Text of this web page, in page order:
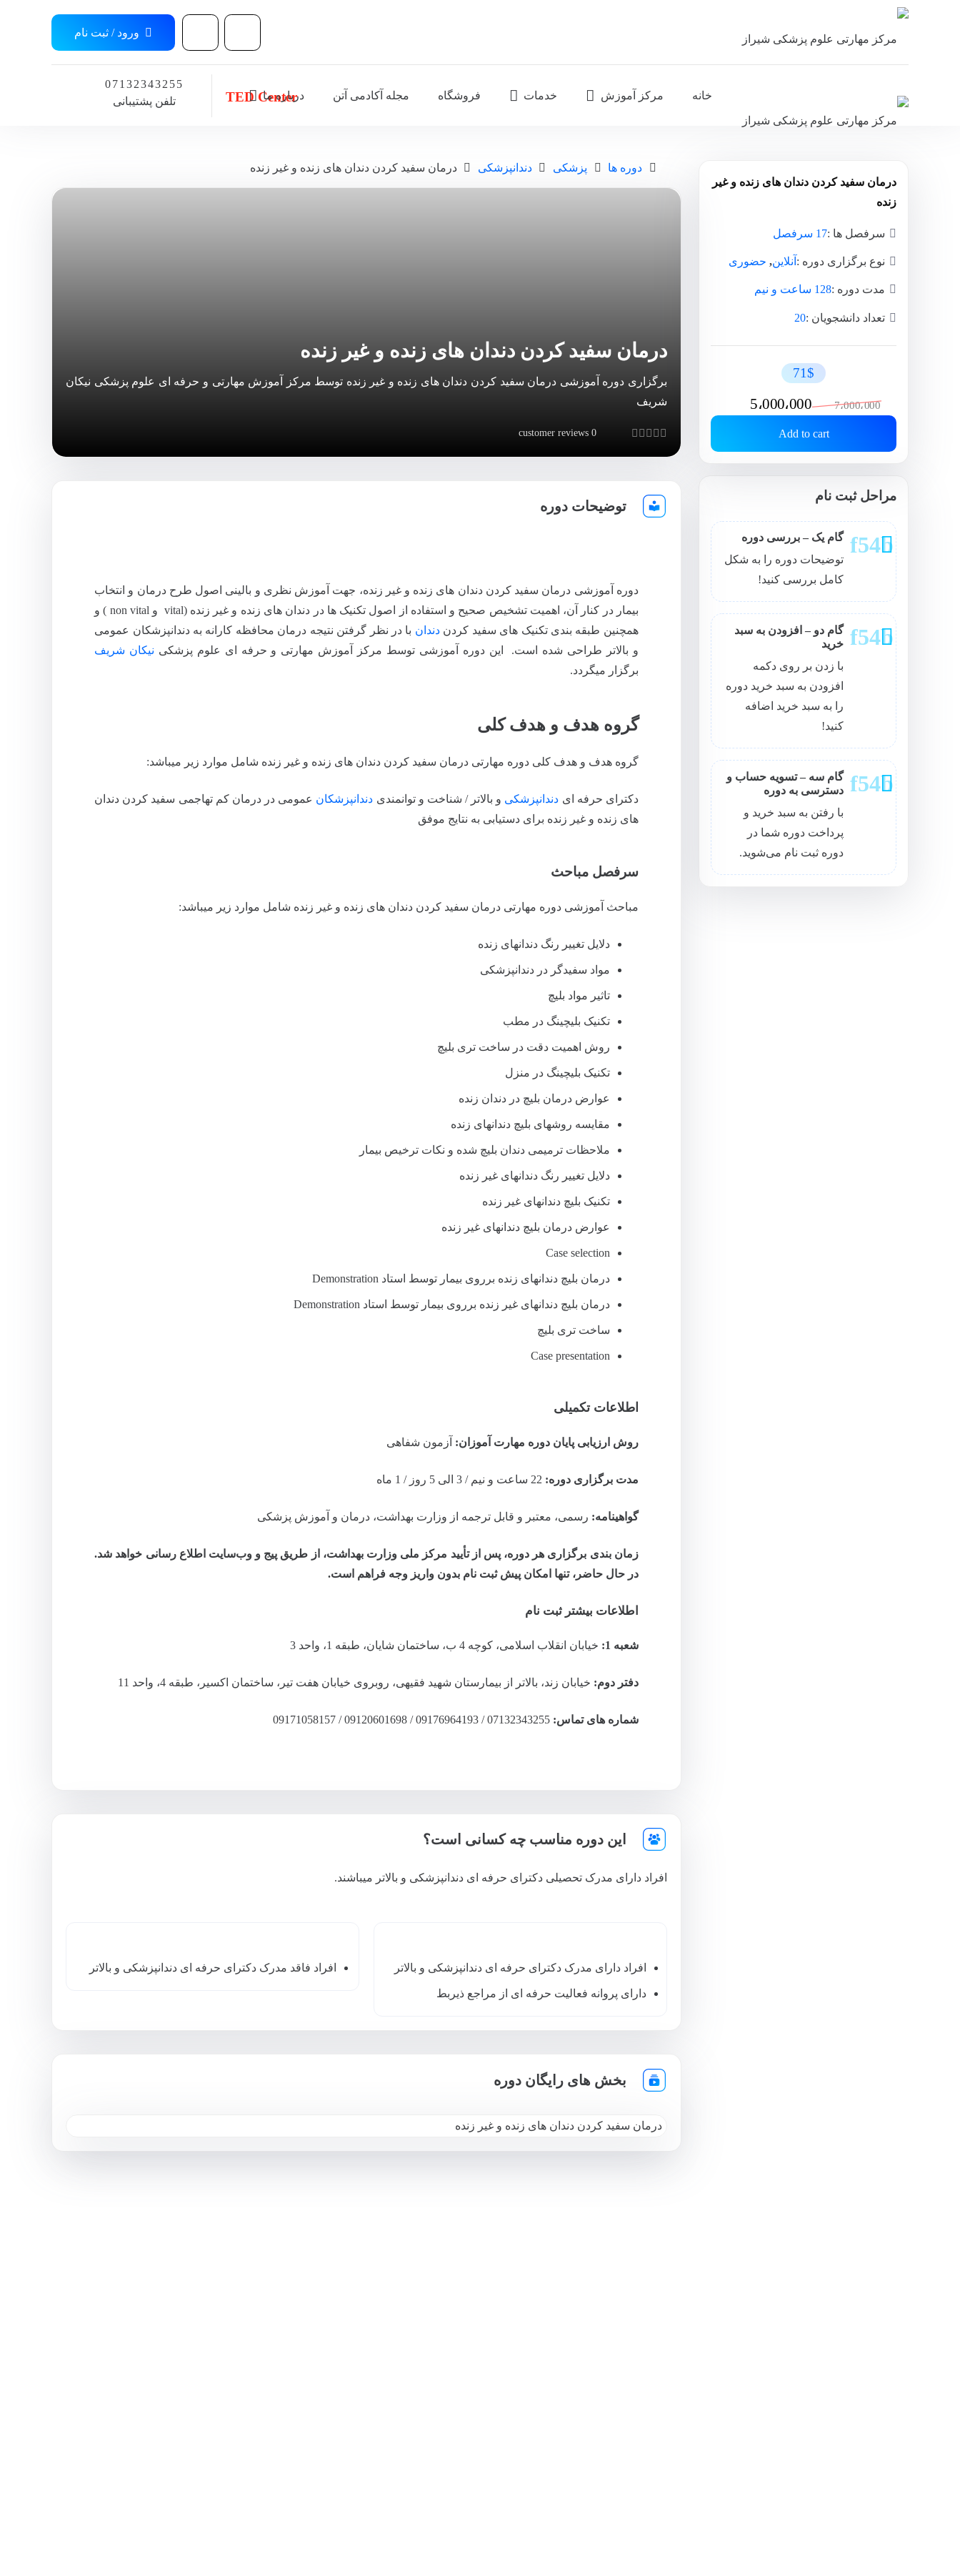
ورود / ثبت نام
خانه مرکز آموزش خدمات فروشگاه مجله آکادمی آتن درباره ما
TED Center
07132343255
تلفن پشتیبانی
درمان سفید کردن دندان های زنده و غیر
زنده
سرفصل ها :17 سرفصل
نوع برگزاری دوره : آنلاین, حضوری
مدت دوره :128 ساعت و نیم
تعداد دانشجویان :20
71$
7،000،000 Original
price
was:
5،000،000
Current
price
is:
Add to cart
مراحل ثبت نام
گام یک – بررسی دوره
توضیحات دوره را به شکل
کامل بررسی کنید!
گام دو – افزودن به سبد
خرید
با زدن بر روی دکمه
افزودن به سبد خرید دوره
را به سبد خرید اضافه
کنید!
گام سه – تسویه حساب و
دسترسی به دوره
با رفتن به سبد خرید و
پرداخت دوره شما در
دوره ثبت نام می‌شوید.
دوره ها پزشکی دندانپزشکی درمان سفید کردن دندان های زنده و غیر زنده
درمان سفید کردن دندان های زنده و غیر زنده
برگزاری دوره آموزشی درمان سفید کردن دندان های زنده و غیر زنده توسط مرکز آموزش مهارتی و حرفه ای علوم پزشکی نیکان
شریف
0
customer reviews
توضیحات دوره
دوره آموزشی درمان سفید کردن دندان های زنده و غیر زنده، جهت آموزش نظری و بالینی اصول طرح درمان و انتخاب
بیمار در کنار آن، اهمیت تشخیص صحیح و استفاده از اصول تکنیک ها در دندان های زنده و غیر زنده (vital و non vital ) و
همچنین طبقه بندی تکنیک های سفید کردندندان با در نظر گرفتن نتیجه درمان محافظه کارانه به دندانپزشکان عمومی
و بالاتر طراحی شده است. این دوره آموزشی توسط مرکز آموزش مهارتی و حرفه ای علوم پزشکی نیکان شریف
برگزار میگردد.
گروه هدف و هدف کلی
گروه هدف و هدف کلی دوره مهارتی درمان سفید کردن دندان های زنده و غیر زنده شامل موارد زیر میباشد:
دکترای حرفه ای دندانپزشکی و بالاتر / شناخت و توانمندی دندانپزشکان عمومی در درمان کم تهاجمی سفید کردن دندان
های زنده و غیر زنده برای دستیابی به نتایج موفق
سرفصل مباحث
مباحث آموزشی دوره مهارتی درمان سفید کردن دندان های زنده و غیر زنده شامل موارد زیر میباشد:
دلایل تغییر رنگ دندانهای زنده
مواد سفیدگر در دندانپزشکی
تاثیر مواد بلیچ
تکنیک بلیچینگ در مطب
روش اهمیت دقت در ساخت تری بلیچ
تکنیک بلیچینگ در منزل
عوارض درمان بلیچ در دندان زنده
مقایسه روشهای بلیچ دندانهای زنده
ملاحظات ترمیمی دندان بلیچ شده و نکات ترخیص بیمار
دلایل تغییر رنگ دندانهای غیر زنده
تکنیک بلیچ دندانهای غیر زنده
عوارض درمان بلیچ دندانهای غیر زنده
Case selection
درمان بلیچ دندانهای زنده برروی بیمار توسط استاد Demonstration
درمان بلیچ دندانهای غیر زنده برروی بیمار توسط استاد Demonstration
ساخت تری بلیچ
Case presentation
اطلاعات تکمیلی
روش ارزیابی پایان دوره مهارت آموزان: آزمون شفاهی
مدت برگزاری دوره: 22 ساعت و نیم / 3 الی 5 روز / 1 ماه
گواهینامه: رسمی، معتبر و قابل ترجمه از وزارت بهداشت، درمان و آموزش پزشکی
زمان‌ بندی برگزاری هر دوره، پس از تأیید مرکز ملی وزارت بهداشت، از طریق پیج و وب‌سایت اطلاع‌ رسانی خواهد شد.
در حال حاضر، تنها امکان پیش‌ ثبت‌ نام بدون واریز وجه فراهم است.
اطلاعات بیشتر ثبت نام
شعبه 1: خیابان انقلاب اسلامی، کوچه 4 ب، ساختمان شایان، طبقه 1، واحد 3
دفتر دوم: خیابان زند، بالاتر از بیمارستان شهید فقیهی، روبروی خیابان هفت تیر، ساختمان اکسیر، طبقه 4، واحد 11
شماره های تماس: 07132343255 / 09176964193 / 09120601698 / 09171058157
این دوره مناسب چه کسانی است؟
افراد دارای مدرک تحصیلی دکترای حرفه ای دندانپزشکی و بالاتر میباشند.
افراد دارای مدرک دکترای حرفه ای دندانپزشکی و بالاتر
دارای پروانه فعالیت حرفه ای از مراجع ذیربط
افراد فاقد مدرک دکترای حرفه ای دندانپزشکی و بالاتر
بخش های رایگان دوره
درمان سفید کردن دندان های زنده و غیر زنده